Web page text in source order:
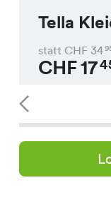
Tella
statt CHF 34
CHF17